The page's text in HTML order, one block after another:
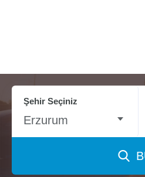
Şehir Seçiniz
Erzurum